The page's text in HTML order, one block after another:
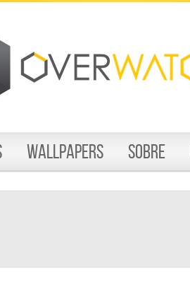
Wallpapers Sobre